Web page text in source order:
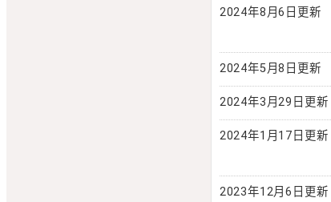
2024年8月6日更新
2024年5月8日更新
2024年3月29日更新
2024年1月17日更新
2023年12月6日更新